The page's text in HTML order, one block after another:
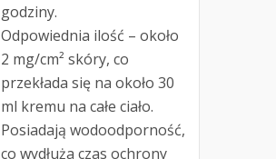
godziny.
Odpowiednia ilość – około
2 mg/cm² skóry, co
przekłada się na około 30
ml kremu na całe ciało.
Posiadają wodoodporność,
co wydłuża czas ochrony